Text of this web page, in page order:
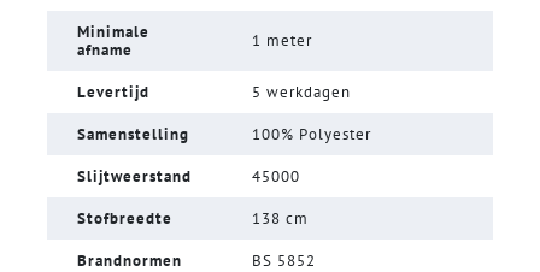
Minimale
afname
1 meter
Levertijd 5 werkdagen
Samenstelling 100% Polyester
Slijtweerstand 45000
Stofbreedte 138 cm
Brandnormen BS 5852